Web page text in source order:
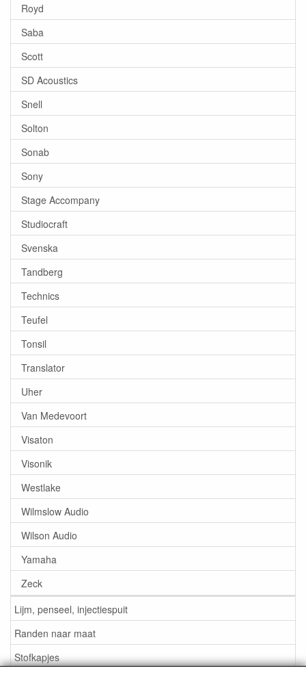
Royd
Saba
Scott
SD Acoustics
Snell
Solton
Sonab
Sony
Stage Accompany
Studiocraft
Svenska
Tandberg
Technics
Teufel
Tonsil
Translator
Uher
Van Medevoort
Visaton
Visonik
Westlake
Wilmslow Audio
Wilson Audio
Yamaha
Zeck
Lijm, penseel, injectiespuit
Randen naar maat
Stofkapjes